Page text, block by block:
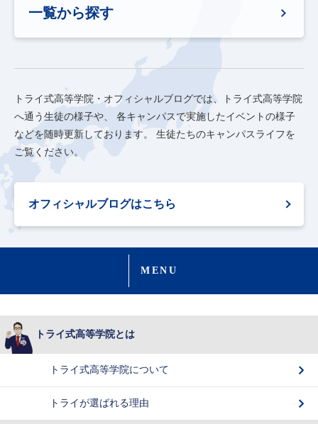
一覧から探す
トライ式高等学院・オフィシャルブログでは、トライ式高等学院
へ通う生徒の様子や、
各キャンパスで実施したイベントの様子
などを随時更新しております。
生徒たちのキャンパスライフを
ご覧ください。
オフィシャルブログはこちら
MENU
トライ式高等学院とは
トライ式高等学院について
トライが選ばれる理由